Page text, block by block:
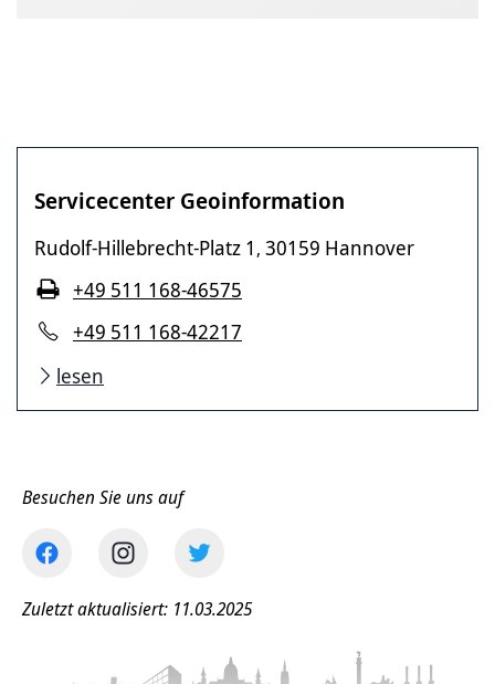
Servicecenter Geoinformation
Rudolf-Hillebrecht-Platz 1 , 30159 Hannover
+49 511 168-42217
+49 511 168-46575
lesen
Besuchen Sie uns auf
Zuletzt aktualisiert: 11.03.2025